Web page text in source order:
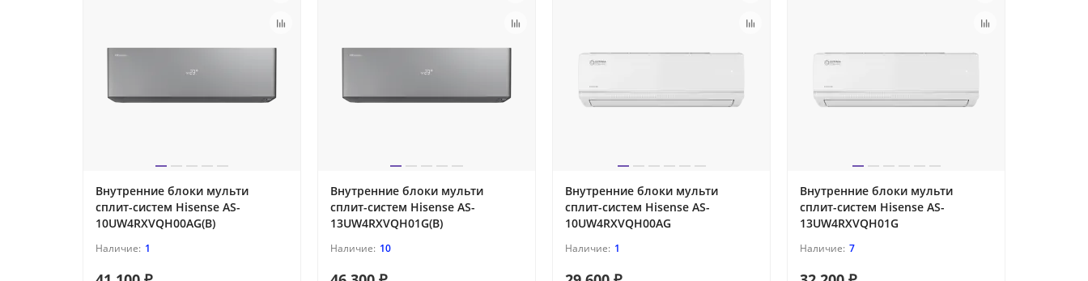
Внутренние блоки мульти
сплит-систем Hisense AS-
10UW4RXVQH00AG(B)
1
Внутренние блоки мульти
сплит-систем Hisense AS-
13UW4RXVQH01G(B)
10
Внутренние блоки мульти
сплит-систем Hisense AS-
10UW4RXVQH00AG
1
Внутренние блоки мульти
сплит-систем Hisense AS-
13UW4RXVQH01G
7